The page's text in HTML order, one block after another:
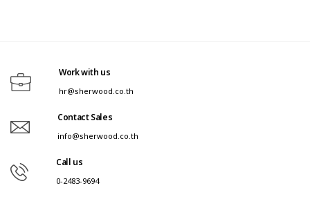
Work with us
hr@sherwood.co.th
Contact Sales
info@sherwood.co.th
Call us
0-2483-9694